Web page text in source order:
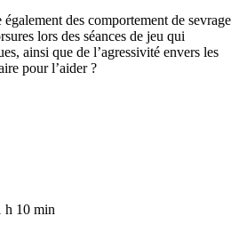
des comportement de sevrage
lors des séances de jeu qui
ainsi que de l’agressivité envers les
pour l’aider ?
h 10 min